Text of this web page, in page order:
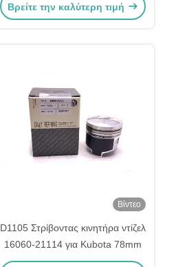
Βρείτε την καλύτερη τιμή
Βίντεο
D1105 Στρίβοντας κινητήρα ντίζελ
16060-21114 για Kubota 78mm